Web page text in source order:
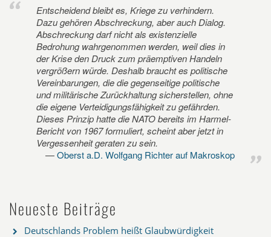
Entscheidend bleibt es, Kriege zu verhindern.
Dazu gehören Abschreckung, aber auch Dialog.
Abschreckung darf nicht als existenzielle
Bedrohung wahrgenommen werden, weil dies in
der Krise den Druck zum präemptiven Handeln
vergrößern würde. Deshalb braucht es politische
Vereinbarungen, die die gegenseitige politische
und militärische Zurückhaltung sicherstellen, ohne
die eigene Verteidigungsfähigkeit zu gefährden.
Dieses Prinzip hatte die NATO bereits im Harmel-
Bericht von 1967 formuliert, scheint aber jetzt in
Vergessenheit geraten zu sein.
Oberst a.D. Wolfgang Richter auf Makroskop
Neueste Beiträge
Deutschlands Problem heißt Glaubwürdigkeit